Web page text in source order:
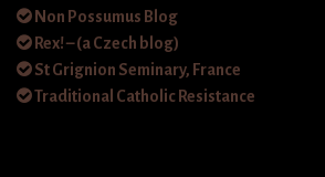
Non Possumus Blog
Rex! – (a Czech blog)
St Grignion Seminary, France
Traditional Catholic Resistance